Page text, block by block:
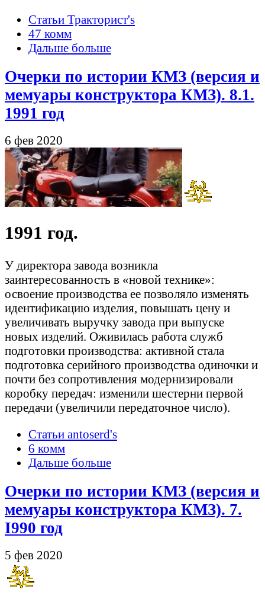
Статьи Тракторист's
47 комм
Дальше больше
Очерки по истории КМЗ (версия и
мемуары конструктора КМЗ). 8.1.
1991 год
6 фев 2020
1991 год.
У директора завода возникла
заинтересованность в «новой технике»:
освоение производства ее позволяло изменять
идентификацию изделия, повышать цену и
увеличивать выручку завода при выпуске
новых изделий. Оживилась работа служб
подготовки производства: активной стала
подготовка серийного производства одиночки и
почти без сопротивления модернизировали
коробку передач: изменили шестерни первой
передачи (увеличили передаточное число).
Статьи antoserd's
6 комм
Дальше больше
Очерки по истории КМЗ (версия и
мемуары конструктора КМЗ). 7.
I990 год
5 фев 2020